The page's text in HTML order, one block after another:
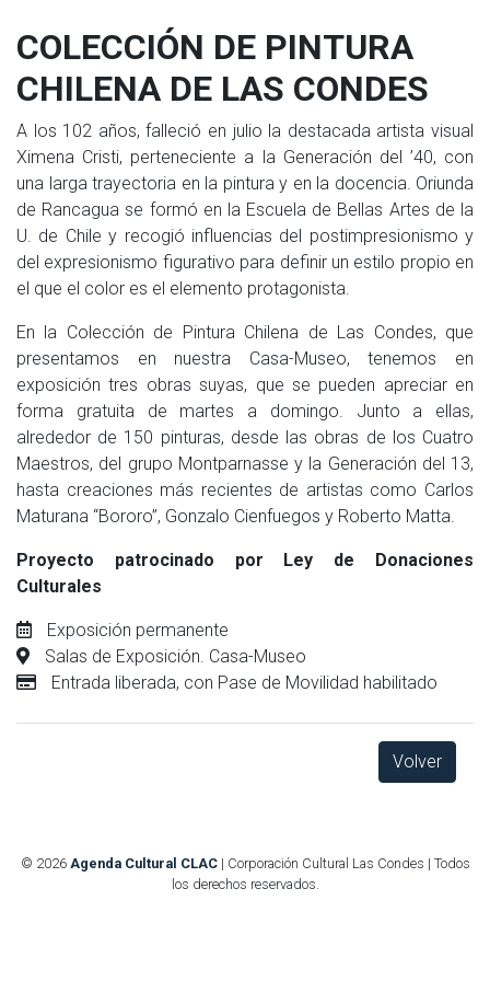
COLECCIÓN DE PINTURA
CHILENA DE LAS CONDES
A los 102 años, falleció en julio la destacada artista visual
Ximena Cristi, perteneciente a la Generación del ’40, con
una larga trayectoria en la pintura y en la docencia. Oriunda
de Rancagua se formó en la Escuela de Bellas Artes de la
U. de Chile y recogió influencias del postimpresionismo y
del expresionismo figurativo para definir un estilo propio en
el que el color es el elemento protagonista.
En la Colección de Pintura Chilena de Las Condes, que
presentamos en nuestra Casa-Museo, tenemos en
exposición tres obras suyas, que se pueden apreciar en
forma gratuita de martes a domingo. Junto a ellas,
alrededor de 150 pinturas, desde las obras de los Cuatro
Maestros, del grupo Montparnasse y la Generación del 13,
hasta creaciones más recientes de artistas como Carlos
Maturana “Bororo”, Gonzalo Cienfuegos y Roberto Matta.
Proyecto patrocinado por Ley de Donaciones
Culturales
Exposición permanente
Salas de Exposición. Casa-Museo
Entrada liberada, con Pase de Movilidad habilitado
Volver
© 2026 Agenda Cultural CLAC| Corporación Cultural Las Condes | Todos
los derechos reservados.